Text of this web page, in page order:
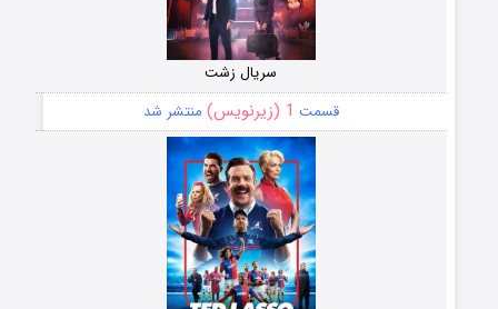
سریال زشت
قسمت 1 (زیرنویس) منتشر شد